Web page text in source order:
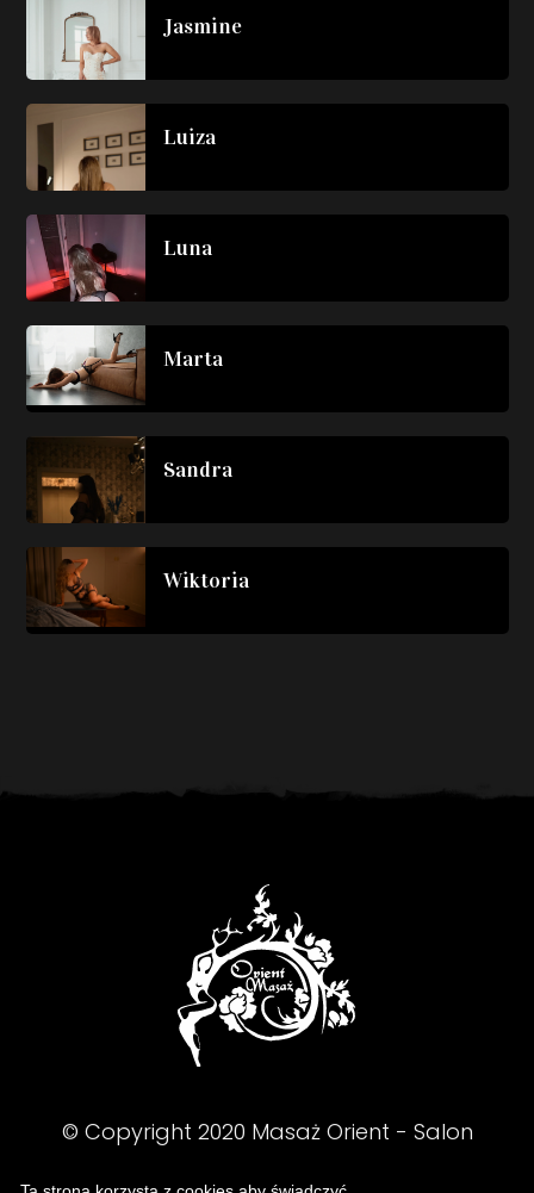
Jasmine
Luiza
Luna
Marta
Sandra
Wiktoria
© Copyright 2020 Masaż Orient - Salon